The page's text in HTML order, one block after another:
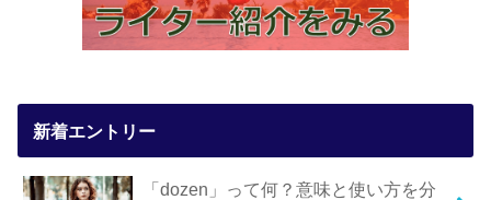
新着エントリー
「dozen」って何？意味と使い方を分